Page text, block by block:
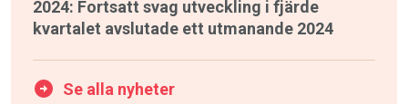
2024: Fortsatt svag utveckling i fjärde
kvartalet avslutade ett utmanande 2024
Se alla nyheter